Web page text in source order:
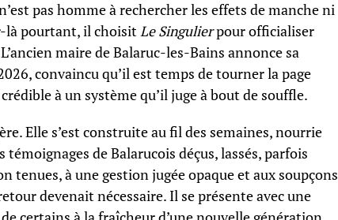
pas homme à rechercher les effets de manche ni
là pourtant, il choisitLe Singulierpour officialiser
maire de Balaruc-les-Bains annonce sa
convaincu qu’il est temps de tourner la page
à un système qu’il juge à bout de souffle.
Elle s’est construite au fil des semaines, nourrie
de Balarucois déçus, lassés, parfois
tenues, à une gestion jugée opaque et aux soupçons
devenait nécessaire. Il se présente avec une